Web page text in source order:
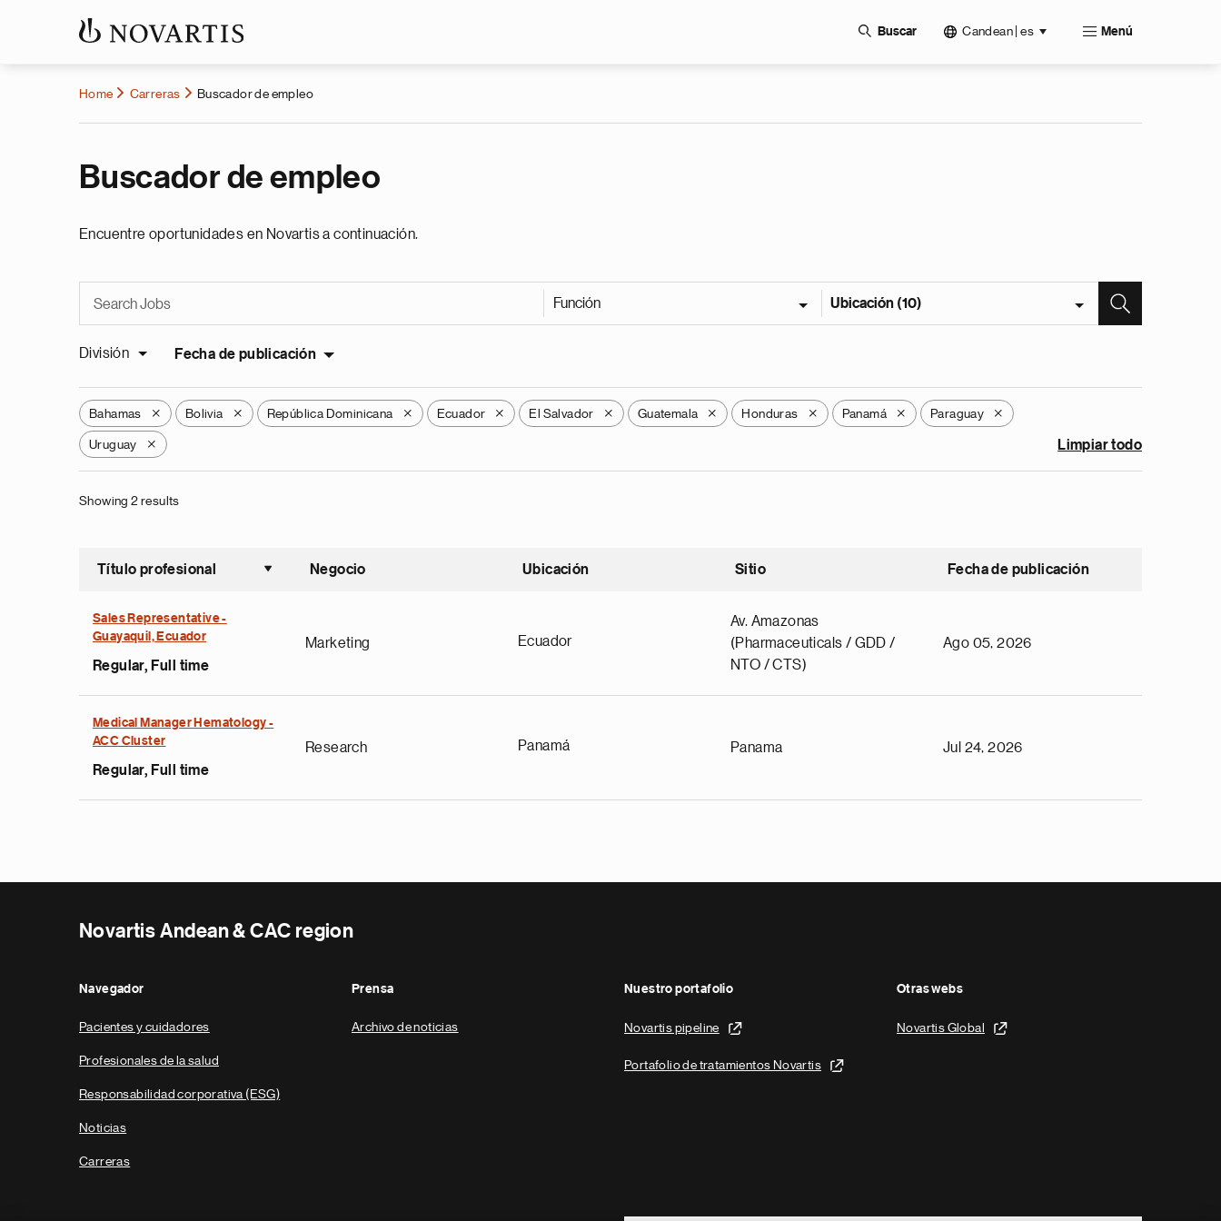
Buscar Candean | es Menú
Home Carreras Buscador de empleo
Buscador de empleo
Encuentre oportunidades en Novartis a continuación.
Función Ubicación (10)
División Fecha de publicación
Bahamas X Bolivia X República Dominicana X Ecuador X El Salvador X Guatemala X Honduras X Panamá X Paraguay X
Uruguay X Limpiar todo
Showing 2 results
Título profesional
Ordenar ascendente
Negocio Ubicación Sitio Fecha de publicación
Sales Representative -
Guayaquil, Ecuador
Regular, Full time
Marketing Ecuador
Av. Amazonas
(Pharmaceuticals / GDD /
NTO / CTS)
Ago 05, 2026
Medical Manager Hematology -
ACC Cluster
Regular, Full time
Research Panamá Panama Jul 24, 2026
Novartis Andean & CAC region
Navegador
Pacientes y cuidadores
Profesionales de la salud
Responsabilidad corporativa (ESG)
Noticias
Carreras
Prensa
Archivo de noticias
Nuestro portafolio
Novartis pipeline
Portafolio de tratamientos Novartis
Otras webs
Novartis Global